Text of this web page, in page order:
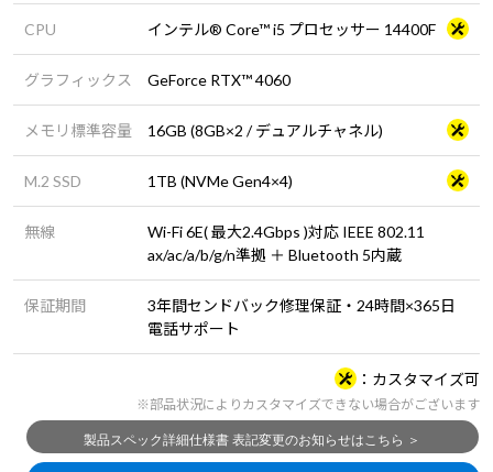
CPU インテル® Core™ i5 プロセッサー 14400F
グラフィックス GeForce RTX™ 4060
メモリ標準容量 16GB (8GB×2 / デュアルチャネル)
M.2 SSD 1TB (NVMe Gen4×4)
無線
Wi-Fi 6E( 最大2.4Gbps )対応 IEEE 802.11
ax/ac/a/b/g/n準拠 ＋ Bluetooth 5内蔵
保証期間
3年間センドバック修理保証・24時間×365日
電話サポート
カスタマイズ可
※部品状況によりカスタマイズできない場合がございます